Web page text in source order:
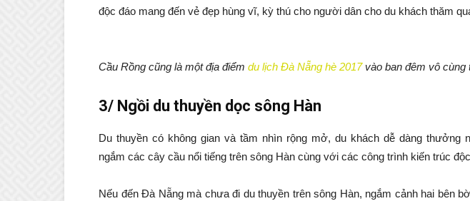
độc đáo mang đến vẻ đẹp hùng vĩ, kỳ thú cho người dân cho du khách thăm
Cầu Rồng cũng là một địa điểm du lịch Đà Nẵng hè 2017vào ban đêm vô cùng
3/ Ngồi du thuyền dọc sông Hàn
Du thuyền có không gian và tầm nhìn rộng mở, du khách dễ dàng thưởng
ngắm các cây cầu nổi tiếng trên sông Hàn cùng với các công trình kiến trúc
Nếu đến Đà Nẵng mà chưa đi du thuyền trên sông Hàn, ngắm cảnh hai bên